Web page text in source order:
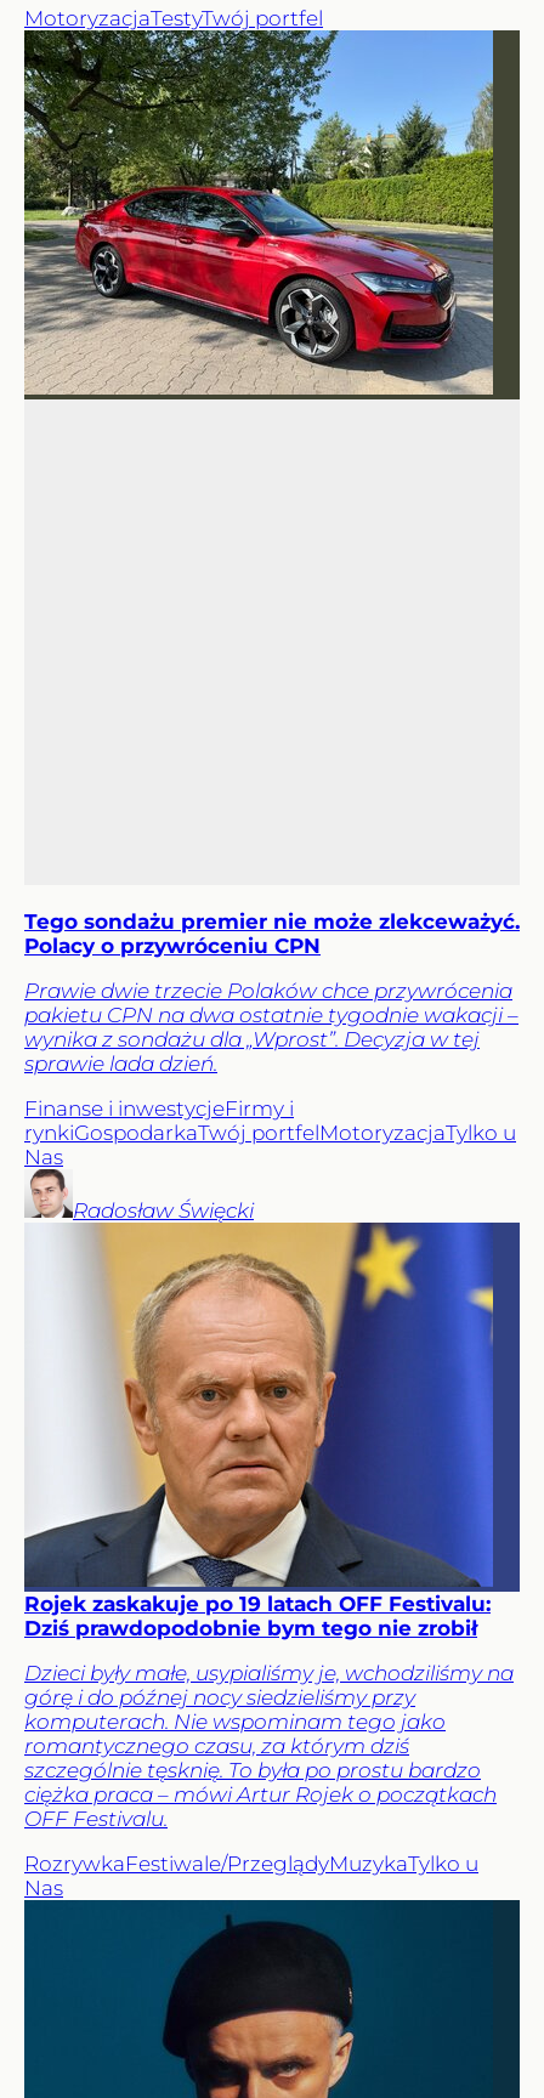
MotoryzacjaTestyTwój portfel
Tego sondażu premier nie może zlekceważyć.
Polacy o przywróceniu CPN
Prawie dwie trzecie Polaków chce przywrócenia
pakietu CPN na dwa ostatnie tygodnie wakacji –
wynika z sondażu dla „Wprost”. Decyzja w tej
sprawie lada dzień.
Finanse i inwestycjeFirmy i
rynkiGospodarkaTwój portfelMotoryzacjaTylko u
Nas
Radosław Święcki
Rojek zaskakuje po 19 latach OFF Festivalu:
Dziś prawdopodobnie bym tego nie zrobił
Dzieci były małe, usypialiśmy je, wchodziliśmy na
górę i do późnej nocy siedzieliśmy przy
komputerach. Nie wspominam tego jako
romantycznego czasu, za którym dziś
szczególnie tęsknię. To była po prostu bardzo
ciężka praca – mówi Artur Rojek o początkach
OFF Festivalu.
RozrywkaFestiwale/PrzeglądyMuzykaTylko u
Nas